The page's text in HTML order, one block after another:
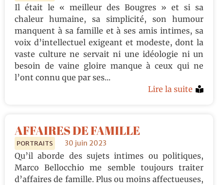
Il était le « meilleur des Bougres » et si sa
chaleur humaine, sa simplicité, son humour
manquent à sa famille et à ses amis intimes, sa
voix d’intellectuel exigeant et modeste, dont la
vaste culture ne servait ni une idéologie ni un
besoin de vaine gloire manque à ceux qui ne
l’ont connu que par ses...
Lire la suite
AFFAIRES DE FAMILLE
PORTRAITS 30 juin 2023
Qu’il aborde des sujets intimes ou politiques,
Marco Bellocchio me semble toujours traiter
d’affaires de famille. Plus ou moins affectueuses,